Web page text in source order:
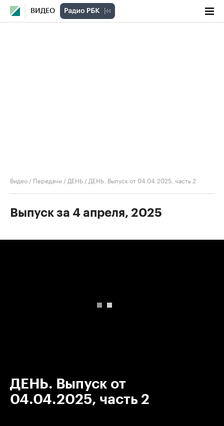
ВИДЕО
Видео / Передачи / ДЕНЬ / ДЕНЬ. Выпуск от 04.04.2025, часть 2
Выпуск за 4 апреля, 2025
ДЕНЬ. Выпуск от
04.04.2025, часть 2